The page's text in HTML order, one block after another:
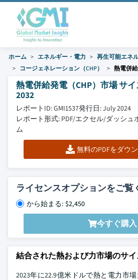
ホーム エネルギー・電力
再生可能エネ
コージェネレーション（CHP）
熱電併
熱電併給発電（CHP）市場 サ
2032
レポートID: GMI1537発行日: July 2024
レポート形式: PDF/エクセル/ダッシ
ム
無料のPDFをダウ
ライセンスオプションをご覧
から始まる: $2,450
今すぐ購入
結合された熱および力市場のサ
2023年に22.9億米ドルで熱と電力市